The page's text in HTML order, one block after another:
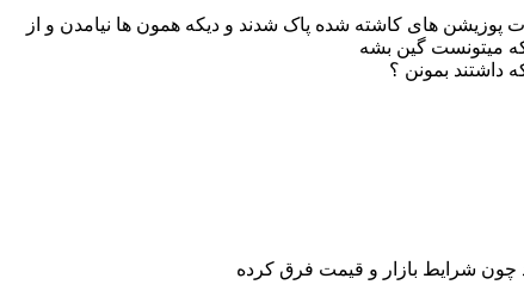
پوزیشن های کاشته شده پاک شدند و دیکه همون ها نیامدن و از
میتونست گین بشه
داشتند بمونن ؟